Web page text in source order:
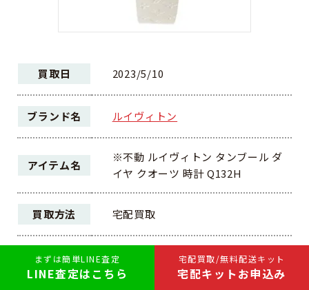
宅配買取/無料配送キット
宅配キットお申込み
まずは簡単LINE査定
LINE査定はこちら
買取日 2023/5/10
ブランド名 ルイヴィトン
アイテム名
※不動 ルイヴィトン タンブール ダ
イヤ クオーツ 時計 Q132H
買取方法 宅配買取
ランク A